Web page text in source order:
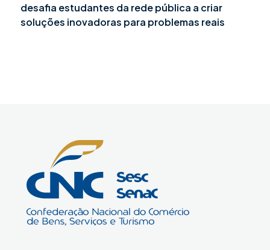
desafia estudantes da rede pública a criar
soluções inovadoras para problemas reais